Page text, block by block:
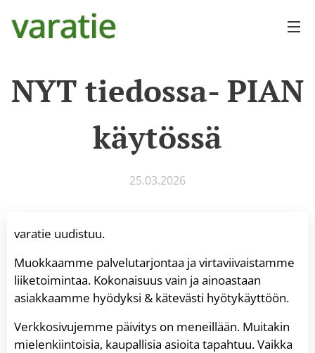
NYT tiedossa- PIAN
käytössä
25.03.2026
varatie uudistuu.
Muokkaamme palvelutarjontaa ja virtaviivaistamme
liiketoimintaa. Kokonaisuus vain ja ainoastaan
asiakkaamme hyödyksi & kätevästi hyötykäyttöön.
Verkkosivujemme päivitys on meneillään. Muitakin
mielenkiintoisia, kaupallisia asioita tapahtuu. Vaikka